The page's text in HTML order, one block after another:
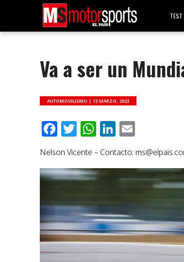
TEST
Va a ser un
AUTOMOVILISMO | 12 MARZO, 2023
Facebook
Twitter
WhatsApp
LinkedIn
Nelson Vicente – Contacto: